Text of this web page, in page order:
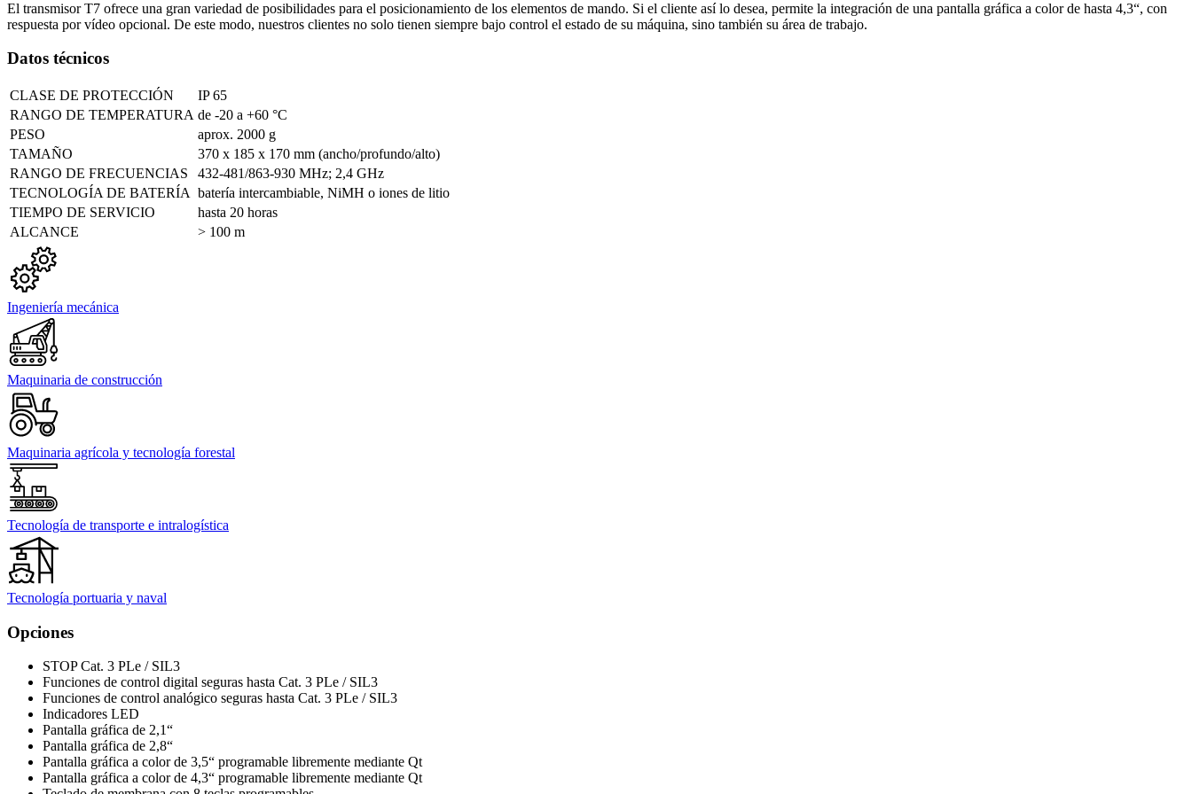
El transmisor T7 ofrece una gran variedad de posibilidades para el posicionamiento de los elementos de mando. Si el cliente así lo desea, permite la integración de una pantalla gráfica a color de hasta 4,3“, con
respuesta por vídeo opcional. De este modo, nuestros clientes no solo tienen siempre bajo control el estado de su máquina, sino también su área de trabajo.
Datos técnicos
CLASE DE PROTECCIÓN
IP 65
RANGO DE TEMPERATURA de -20 a +60 °C
PESO
aprox. 2000 g
TAMAÑO
370 x 185 x 170 mm (ancho/profundo/alto)
RANGO DE FRECUENCIAS
432-481/863-930 MHz; 2,4 GHz
TECNOLOGÍA DE BATERÍA batería intercambiable, NiMH o iones de litio
TIEMPO DE SERVICIO
hasta 20 horas
ALCANCE
> 100 m
Ingeniería mecánica
Maquinaria de construcción
Maquinaria agrícola y tecnología forestal
Tecnología de transporte e intralogística
Tecnología portuaria y naval
Opciones
STOP Cat. 3 PLe / SIL3
Funciones de control digital seguras hasta Cat. 3 PLe / SIL3
Funciones de control analógico seguras hasta Cat. 3 PLe / SIL3
Indicadores LED
Pantalla gráfica de 2,1“
Pantalla gráfica de 2,8“
Pantalla gráfica a color de 3,5“ programable libremente mediante Qt
Pantalla gráfica a color de 4,3“ programable libremente mediante Qt